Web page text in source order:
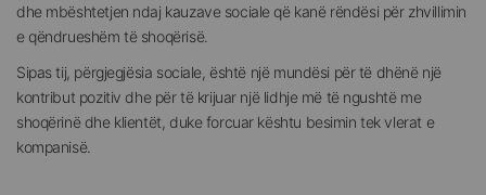
dhe mbështetjen ndaj kauzave sociale që kanë rëndësi për zhvillimin
e qëndrueshëm të shoqërisë.
Sipas tij, përgjegjësia sociale, është një mundësi për të dhënë një
kontribut pozitiv dhe për të krijuar një lidhje më të ngushtë me
shoqërinë dhe klientët, duke forcuar kështu besimin tek vlerat e
kompanisë.